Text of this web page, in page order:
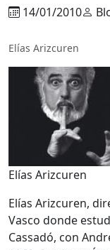
14/01/2010
Elías Arizcuren
Elías Arizcuren
Elías Arizcuren,
Vasco donde
Cassadó, con